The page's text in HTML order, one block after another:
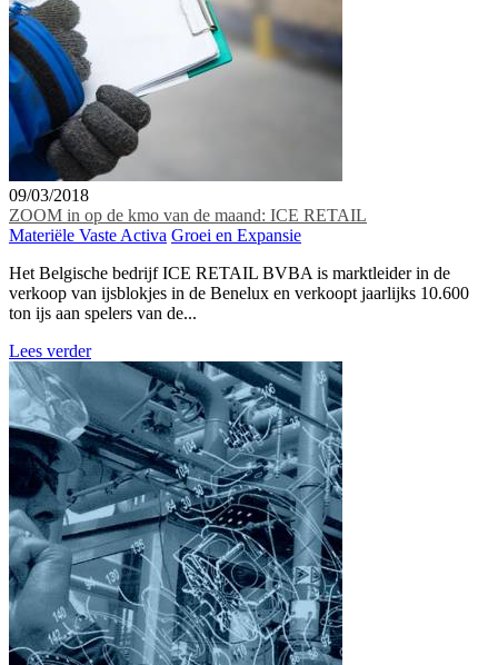
09/03/2018
ZOOM in op de kmo van de maand: ICE RETAIL
Materiële Vaste Activa Groei en Expansie
Het Belgische bedrijf ICE RETAIL BVBA is marktleider in de
verkoop van ijsblokjes in de Benelux en verkoopt jaarlijks 10.600
ton ijs aan spelers van de...
Lees verder